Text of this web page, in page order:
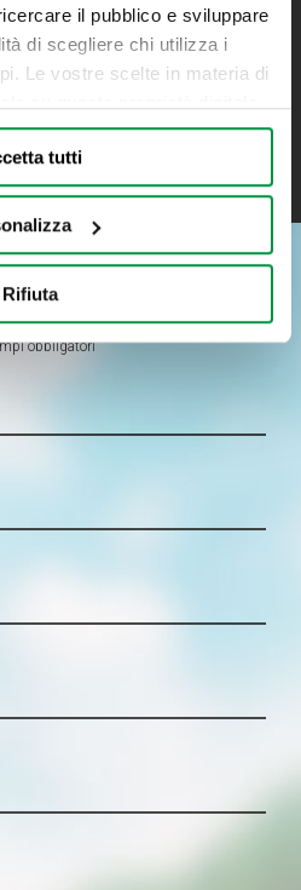
il pubblico e sviluppare
di scegliere chi utilizza i
Le vostre scelte in materia di
scelte. È possibile
consenso in qualsiasi
sui cookie o facendo clic
privacy.
di qualche
scansionandolo
elaborati i tuoi dati personali
Condividiamo inoltre
utilizza il nostro sito con i
quali potrebbero combinarle
ha fornito loro o che hanno
tutti
Rifiuta
newsletter
tutte le novità Bonometti
obbligatori